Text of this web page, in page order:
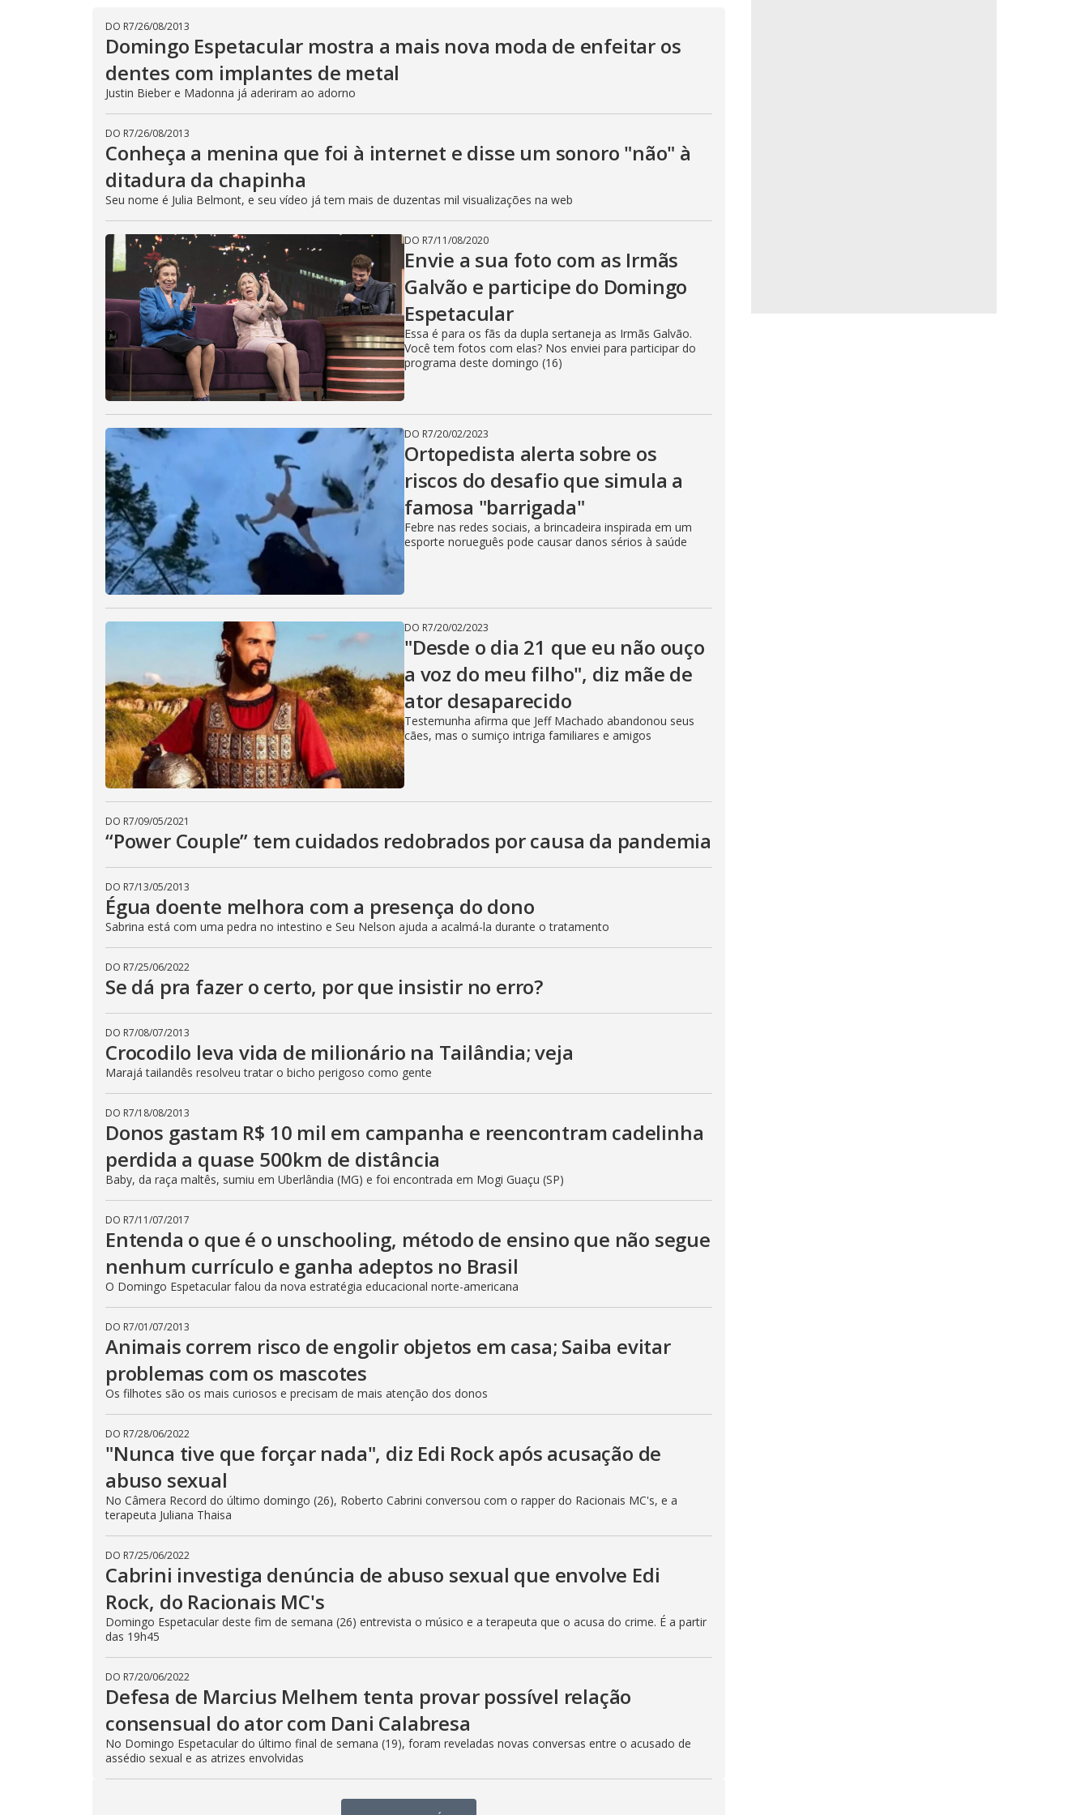
V
i
d
e
o
DO R7/26/08/2013
Domingo Espetacular mostra a mais nova moda de enfeitar os
dentes com implantes de metal
Justin Bieber e Madonna já aderiram ao adorno
DO R7/26/08/2013
Conheça a menina que foi à internet e disse um sonoro "não" à
ditadura da chapinha
Seu nome é Julia Belmont, e seu vídeo já tem mais de duzentas mil visualizações na web
DO R7/11/08/2020
Envie a sua foto com as Irmãs
Galvão e participe do Domingo
Espetacular
Essa é para os fãs da dupla sertaneja as Irmãs Galvão.
Você tem fotos com elas? Nos enviei para participar do
programa deste domingo (16)
DO R7/20/02/2023
Ortopedista alerta sobre os
riscos do desafio que simula a
famosa "barrigada"
Febre nas redes sociais, a brincadeira inspirada em um
esporte norueguês pode causar danos sérios à saúde
DO R7/20/02/2023
"Desde o dia 21 que eu não ouço
a voz do meu filho", diz mãe de
ator desaparecido
Testemunha afirma que Jeff Machado abandonou seus
cães, mas o sumiço intriga familiares e amigos
DO R7/09/05/2021
“Power Couple” tem cuidados redobrados por causa da pandemia
DO R7/13/05/2013
Égua doente melhora com a presença do dono
Sabrina está com uma pedra no intestino e Seu Nelson ajuda a acalmá-la durante o tratamento
DO R7/25/06/2022
Se dá pra fazer o certo, por que insistir no erro?
DO R7/08/07/2013
Crocodilo leva vida de milionário na Tailândia; veja
Marajá tailandês resolveu tratar o bicho perigoso como gente
DO R7/18/08/2013
Donos gastam R$ 10 mil em campanha e reencontram cadelinha
perdida a quase 500km de distância
Baby, da raça maltês, sumiu em Uberlândia (MG) e foi encontrada em Mogi Guaçu (SP)
DO R7/11/07/2017
Entenda o que é o unschooling, método de ensino que não segue
nenhum currículo e ganha adeptos no Brasil
O Domingo Espetacular falou da nova estratégia educacional norte-americana
DO R7/01/07/2013
Animais correm risco de engolir objetos em casa; Saiba evitar
problemas com os mascotes
Os filhotes são os mais curiosos e precisam de mais atenção dos donos
DO R7/28/06/2022
"Nunca tive que forçar nada", diz Edi Rock após acusação de
abuso sexual
No Câmera Record do último domingo (26), Roberto Cabrini conversou com o rapper do Racionais MC's, e a
terapeuta Juliana Thaisa
DO R7/25/06/2022
Cabrini investiga denúncia de abuso sexual que envolve Edi
Rock, do Racionais MC's
Domingo Espetacular deste fim de semana (26) entrevista o músico e a terapeuta que o acusa do crime. É a partir
das 19h45
DO R7/20/06/2022
Defesa de Marcius Melhem tenta provar possível relação
consensual do ator com Dani Calabresa
No Domingo Espetacular do último final de semana (19), foram reveladas novas conversas entre o acusado de
assédio sexual e as atrizes envolvidas